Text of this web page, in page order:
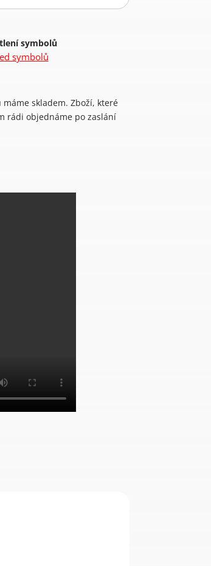
symbolů
symbolů
skladem. Zboží, které
rádi objednáme po zaslání